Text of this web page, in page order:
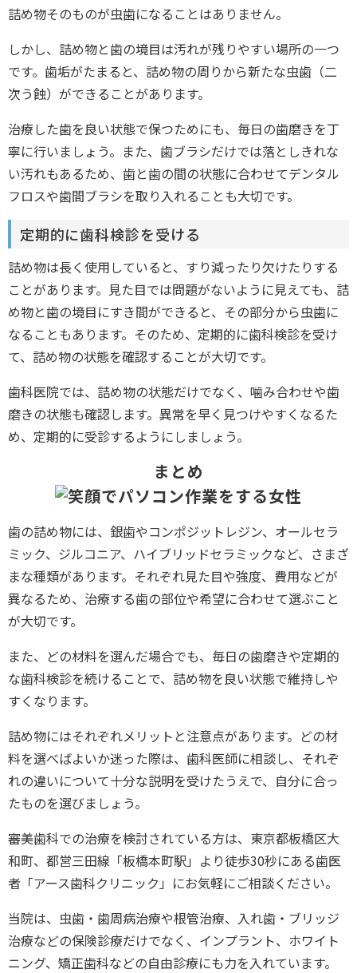
詰め物そのものが虫歯になることはありません。
しかし、詰め物と歯の境目は汚れが残りやすい場所の一つ
です。歯垢がたまると、詰め物の周りから新たな虫歯（二
次う蝕）ができることがあります。
治療した歯を良い状態で保つためにも、毎日の歯磨きを丁
寧に行いましょう。また、歯ブラシだけでは落としきれな
い汚れもあるため、歯と歯の間の状態に合わせてデンタル
フロスや歯間ブラシを取り入れることも大切です。
定期的に歯科検診を受ける
詰め物は長く使用していると、すり減ったり欠けたりする
ことがあります。見た目では問題がないように見えても、詰
め物と歯の境目にすき間ができると、その部分から虫歯に
なることもあります。そのため、定期的に歯科検診を受け
て、詰め物の状態を確認することが大切です。
歯科医院では、詰め物の状態だけでなく、噛み合わせや歯
磨きの状態も確認します。異常を早く見つけやすくなるた
め、定期的に受診するようにしましょう。
まとめ
歯の詰め物には、銀歯やコンポジットレジン、オールセラ
ミック、ジルコニア、ハイブリッドセラミックなど、さまざ
まな種類があります。それぞれ見た目や強度、費用などが
異なるため、治療する歯の部位や希望に合わせて選ぶこと
が大切です。
また、どの材料を選んだ場合でも、毎日の歯磨きや定期的
な歯科検診を続けることで、詰め物を良い状態で維持しや
すくなります。
詰め物にはそれぞれメリットと注意点があります。どの材
料を選べばよいか迷った際は、歯科医師に相談し、それぞ
れの違いについて十分な説明を受けたうえで、自分に合っ
たものを選びましょう。
審美歯科での治療を検討されている方は、東京都板橋区大
和町、都営三田線「板橋本町駅」より徒歩30秒にある歯医
者「アース歯科クリニック」にお気軽にご相談ください。
当院は、虫歯・歯周病治療や根管治療、入れ歯・ブリッジ
治療などの保険診療だけでなく、インプラント、ホワイト
ニング、矯正歯科などの自由診療にも力を入れています。